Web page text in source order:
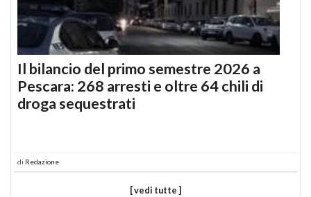
Il bilancio del primo semestre 2026 a
Pescara: 268 arresti e oltre 64 chili di
droga sequestrati
di Redazione
[ vedi tutte ]